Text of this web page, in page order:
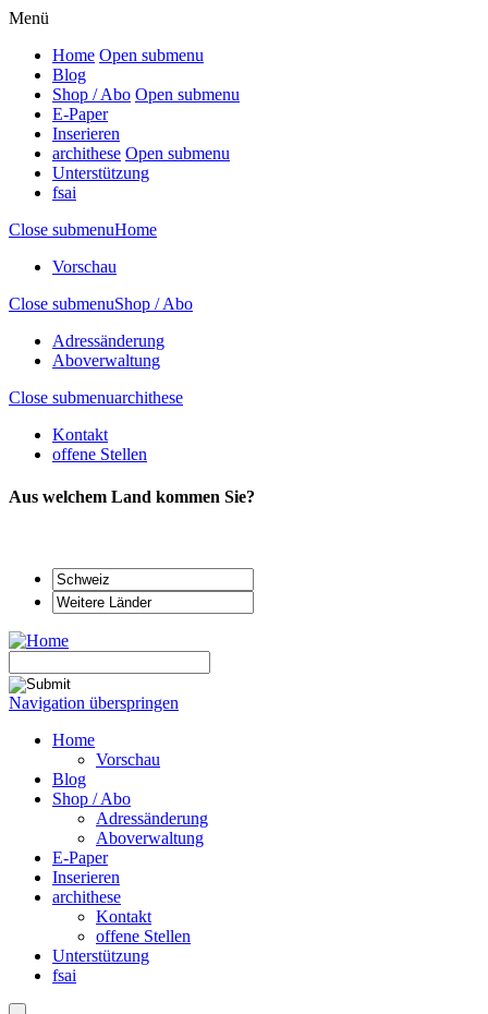
Menü
Home Open submenu
Blog
Shop / Abo Open submenu
E-Paper
Inserieren
archithese Open submenu
Unterstützung
fsai
Close submenuHome
Vorschau
Close submenuShop / Abo
Adressänderung
Aboverwaltung
Close submenuarchithese
Kontakt
offene Stellen
Aus welchem Land kommen Sie?
Navigation überspringen
Home
Vorschau
Blog
Shop / Abo
Adressänderung
Aboverwaltung
E-Paper
Inserieren
archithese
Kontakt
offene Stellen
Unterstützung
fsai